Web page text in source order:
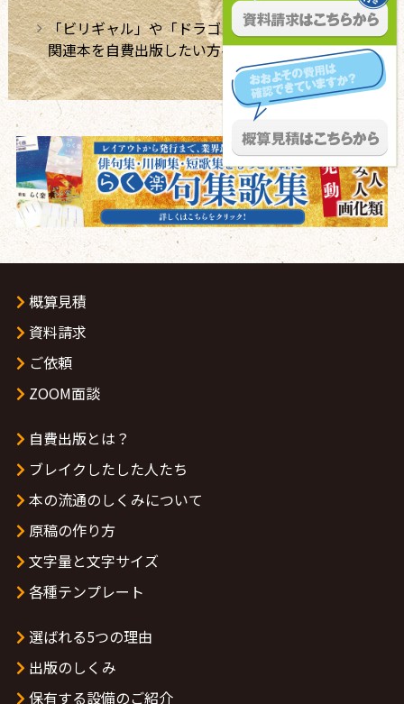
「ビリギャル」や「ドラゴン桜」のような学習法
関連本を自費出版したい方へ
概算見積
資料請求
ご依頼
ZOOM面談
自費出版とは？
ブレイクしたした人たち
本の流通のしくみについて
原稿の作り方
文字量と文字サイズ
各種テンプレート
選ばれる5つの理由
出版のしくみ
保有する設備のご紹介